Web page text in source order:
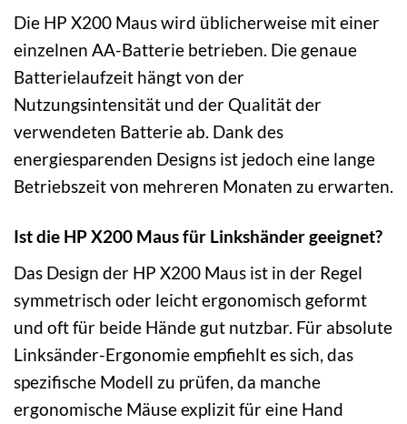
Die HP X200 Maus wird üblicherweise mit einer
einzelnen AA-Batterie betrieben. Die genaue
Batterielaufzeit hängt von der
Nutzungsintensität und der Qualität der
verwendeten Batterie ab. Dank des
energiesparenden Designs ist jedoch eine lange
Betriebszeit von mehreren Monaten zu erwarten.
Ist die HP X200 Maus für Linkshänder geeignet?
Das Design der HP X200 Maus ist in der Regel
symmetrisch oder leicht ergonomisch geformt
und oft für beide Hände gut nutzbar. Für absolute
Linksänder-Ergonomie empfiehlt es sich, das
spezifische Modell zu prüfen, da manche
ergonomische Mäuse explizit für eine Hand